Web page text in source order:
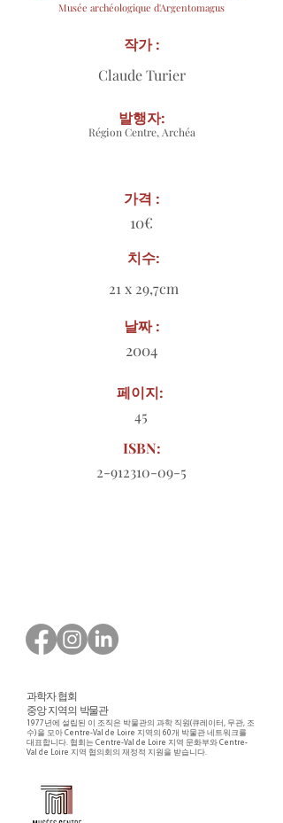
Musée archéologique d'Argentomagus
Claude Turier
작가 :
Région Centre, Archéa
발행자:
가격 :
10€
치수:
21 x 29,7cm
날짜 :
2004
페이지:
45
ISBN:
2-912310-09-5
과학자 협회
중앙 지역의 박물관
1977년에 설립된 이 조직은 박물관의 과학 직원(큐레이터, 무관, 조
수)을 모아 Centre-Val de Loire 지역의 60개 박물관 네트워크를
대표합니다. 협회는 Centre-Val de Loire 지역 문화부와 Centre-
Val de Loire 지역 협의회의 재정적 지원을 받습니다.